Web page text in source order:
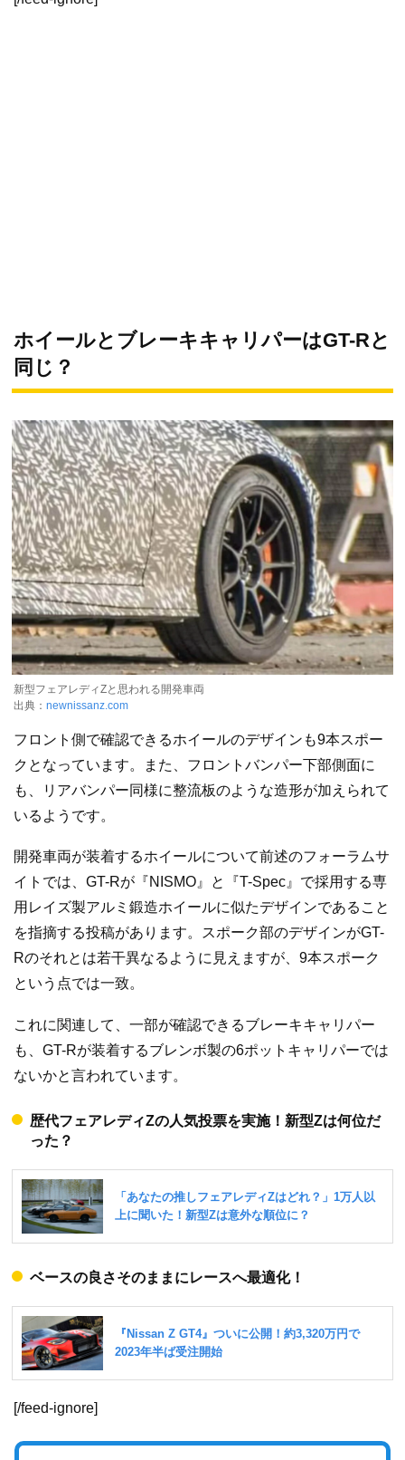
ホイールとブレーキキャリパーはGT-Rと
同じ？
新型フェアレディZと思われる開発車両
出典： newnissanz.com
フロント側で確認できるホイールのデザインも9本スポー
クとなっています。また、フロントバンパー下部側面に
も、リアバンパー同様に整流板のような造形が加えられて
いるようです。
開発車両が装着するホイールについて前述のフォーラムサ
イトでは、GT-Rが『NISMO』と『T-Spec』で採用する専
用レイズ製アルミ鍛造ホイールに似たデザインであること
を指摘する投稿があります。スポーク部のデザインがGT-
Rのそれとは若干異なるように見えますが、9本スポーク
という点では一致。
これに関連して、一部が確認できるブレーキキャリパー
も、GT-Rが装着するブレンボ製の6ポットキャリパーでは
ないかと言われています。
歴代フェアレディZの人気投票を実施！新型Zは何位だ
った？
ベースの良さそのままにレースへ最適化！
[/feed-ignore]